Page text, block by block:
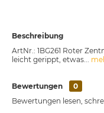
Beschreibung
ArtNr.: 1BG261 Roter
leicht gerippt, etwas...
Bewertungen
0
Bewertungen lesen,